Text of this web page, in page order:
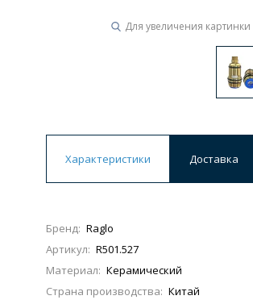
15 категорий
Для увеличения
Характеристики Доставка
Бренд: Raglo
Артикул: R501.527
Материал: Керамический
Страна производства: Китай